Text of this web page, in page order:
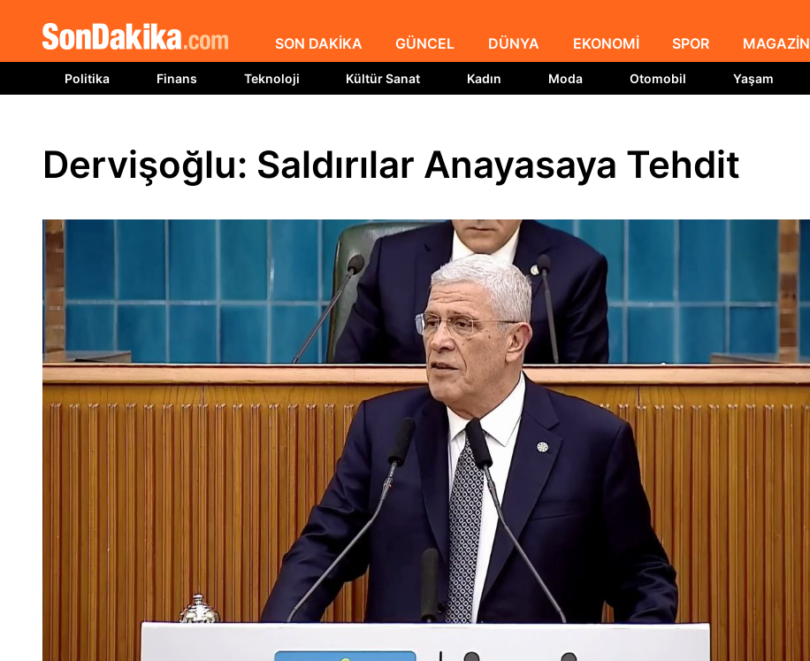
SON DAKİKA GÜNCEL DÜNYA EKONOMİ SPOR MAGAZİN
Politika Finans Teknoloji Kültür Sanat Kadın Moda Otomobil Yaşam
Dervişoğlu: Saldırılar Anayasaya Tehdit